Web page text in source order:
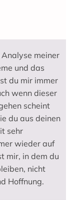
meiner
und das
du mir immer
wenn dieser
scheint
du aus deinen
sehr
wieder auf
mir, in dem du
nicht
Hoffnung.